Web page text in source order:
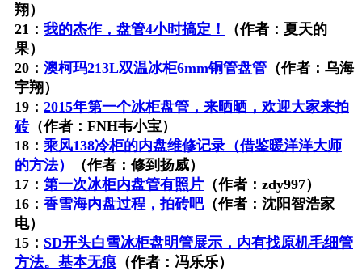
翔）
21： 我的杰作，盘管4小时搞定！
（作者：夏天的
果）
20： 澳柯玛213L双温冰柜6mm铜管盘管 （作者：乌海
宇翔）
19： 2015年第一个冰柜盘管，来晒晒，欢迎大家来拍
砖（作者：FNH韦小宝）
18： 乘风138冷柜的内盘维修记录（借鉴暖洋洋大师
的方法）
（作者：修到扬威）
17： 第一次冰柜内盘管有照片 （作者：zdy997）
16： 香雪海内盘过程，拍砖吧（作者：沈阳智浩家
电）
15： SD开头白雪冰柜盘明管展示，内有找原机毛细管
方法。基本无痕 （作者：冯乐乐）